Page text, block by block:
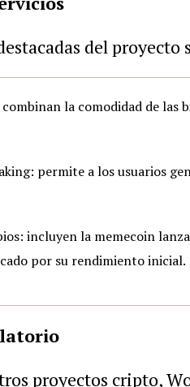
del proyecto
la comodidad de las
permite a los usuarios
incluyen la memecoin
por su rendimiento inicial.
proyectos cripto,